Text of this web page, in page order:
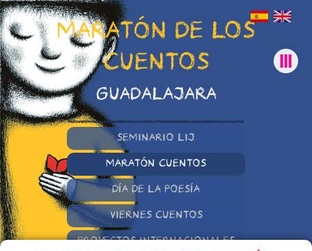
MARATÓN DE LOS
CUENTOS
GUADALAJARA
SEMINARIO LIJ
MARATÓN CUENTOS
DÍA DE LA POESÍA
VIERNES CUENTOS
PROYECTOS INTERNACIONALES